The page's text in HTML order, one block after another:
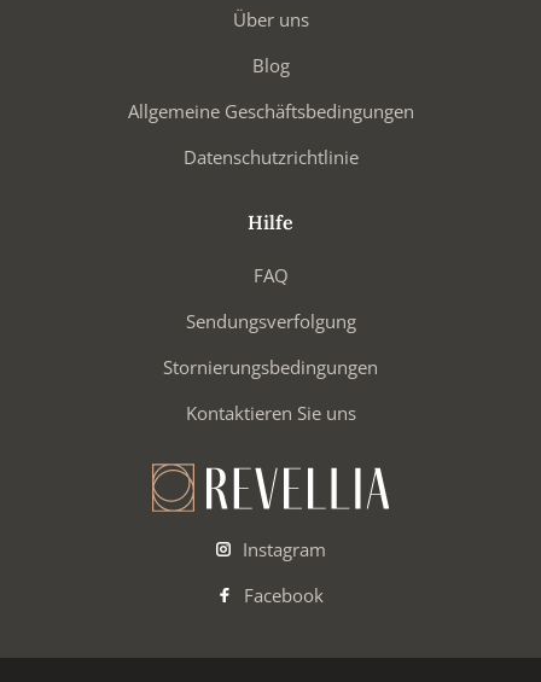
Über uns
Blog
Allgemeine Geschäftsbedingungen
Datenschutzrichtlinie
Hilfe
FAQ
Sendungsverfolgung
Stornierungsbedingungen
Kontaktieren Sie uns
Instagram
Facebook